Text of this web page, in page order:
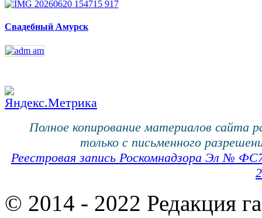
Свадебный Амурск
Полное копирование материалов сайта
только с письменного
Реестровая запись Роскомнадзора Эл №
© 2014 - 2022 Редакция